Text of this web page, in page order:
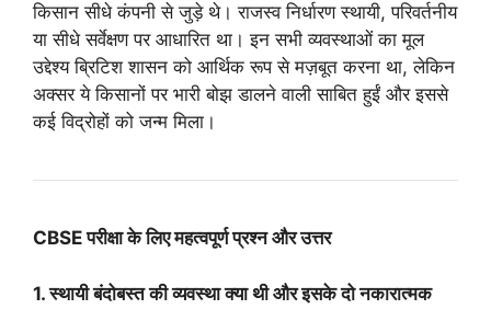
किसान सीधे कंपनी से जुड़े थे। राजस्व निर्धारण स्थायी, परिवर्तनीय
या सीधे सर्वेक्षण पर आधारित था। इन सभी व्यवस्थाओं का मूल
उद्देश्य ब्रिटिश शासन को आर्थिक रूप से मज़बूत करना था, लेकिन
अक्सर ये किसानों पर भारी बोझ डालने वाली साबित हुईं और इससे
कई विद्रोहों को जन्म मिला।
CBSE परीक्षा के लिए महत्वपूर्ण प्रश्न और उत्तर
1. स्थायी बंदोबस्त की व्यवस्था क्या थी और इसके दो नकारात्मक